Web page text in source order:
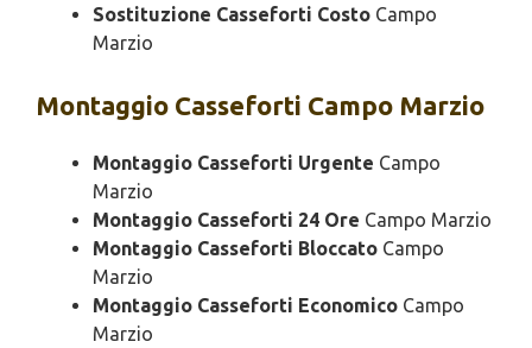
Sostituzione Casseforti Costo Campo
Marzio
Montaggio Casseforti Campo Marzio
Montaggio Casseforti Urgente Campo
Marzio
Montaggio Casseforti 24 Ore Campo Marzio
Montaggio Casseforti Bloccato Campo
Marzio
Montaggio Casseforti Economico Campo
Marzio